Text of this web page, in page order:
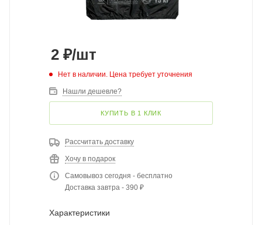
2 ₽/шт
Нет в наличии. Цена требует уточнения
Нашли дешевле?
КУПИТЬ В 1 КЛИК
Рассчитать доставку
Хочу в подарок
Самовывоз сегодня - бесплатно
Доставка завтра - 390 ₽
Характеристики